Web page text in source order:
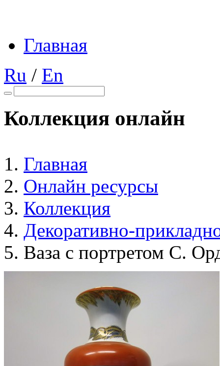
Главная
Ru / En
Коллекция онлайн
Главная
Онлайн ресурсы
Коллекция
Декоративно-
Ваза с портретом С.